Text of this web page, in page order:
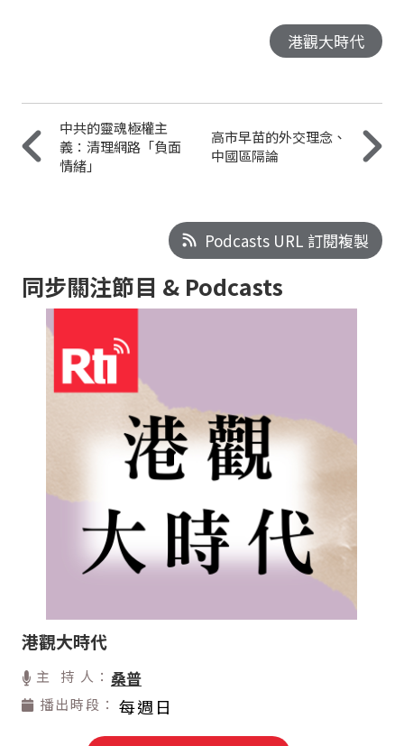
港觀大時代
中共的靈魂極權主
義：清理網路「負面
情緒」
高市早苗的外交理念、
中國區隔論
Podcasts URL 訂閱複製
同步關注節目 & Podcasts
港觀大時代
主 持 人： 桑普
播出時段： 每週日